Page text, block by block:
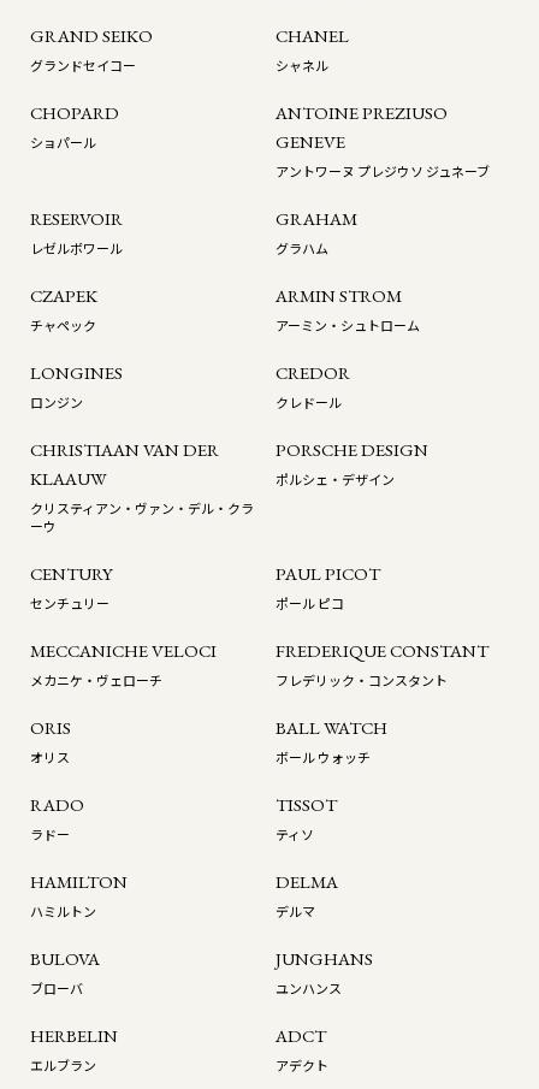
GRAND SEIKO
グランドセイコー
CHANEL
シャネル
CHOPARD
ショパール
ANTOINE PREZIUSO
GENEVE
アントワーヌ プレジウソ ジュネーブ
RESERVOIR
レゼルボワール
GRAHAM
グラハム
CZAPEK
チャペック
ARMIN STROM
アーミン・シュトローム
LONGINES
ロンジン
CREDOR
クレドール
CHRISTIAAN VAN DER
KLAAUW
クリスティアン・ヴァン・デル・クラ
ーウ
PORSCHE DESIGN
ポルシェ・デザイン
CENTURY
センチュリー
PAUL PICOT
ポール ピコ
MECCANICHE VELOCI
メカニケ・ヴェローチ
FREDERIQUE CONSTANT
フレデリック・コンスタント
ORIS
オリス
BALL WATCH
ボール ウォッチ
RADO
ラドー
TISSOT
ティソ
HAMILTON
ハミルトン
DELMA
デルマ
BULOVA
ブローバ
JUNGHANS
ユンハンス
HERBELIN
エルブラン
ADCT
アデクト